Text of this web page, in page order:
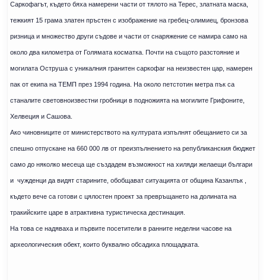
Саркофагът, където бяха намерени части от тялото на Терес, златната маска,
тежкият 15 грама златен пръстен с изображение на гребец-олимиец, бронзова
ризница и множество други съдове и части от снаряжение се намира само на
около два километра от Голямата косматка. Почти на същото разстояние и
могилата Оструша с уникалния гранитен саркофаг на неизвестен цар, намерен
пак от екипа на ТЕМП през 1994 година. На около петстотин метра пък са
станалите световноизвестни гробници в подножията на могилите Грифоните,
Хелвеция и Сашова.
Ако чиновниците от министерството на културата изпълнят обещанието си за
спешно отпускане на 660 000 лв от преизпълнението на републиканския бюджет
само до няколко месеца ще създадем възможност на хиляди желаещи българи
и чужденци да видят старините, обобщават ситуацията от община Казанлък ,
където вече са готови с цялостен проект за превръщането на долината на
тракийските царе в атрактивна туристическа дестинация.
На това се надяваха и първите посетители в ранните неделни часове на
археологическия обект, които буквално обсадиха площадката.